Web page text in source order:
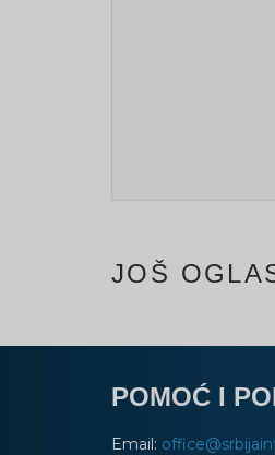
JOŠ
POMOĆ I
Email: